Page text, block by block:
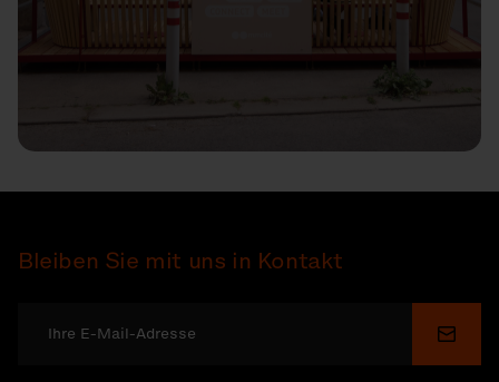
Bleiben Sie mit uns in Kontakt